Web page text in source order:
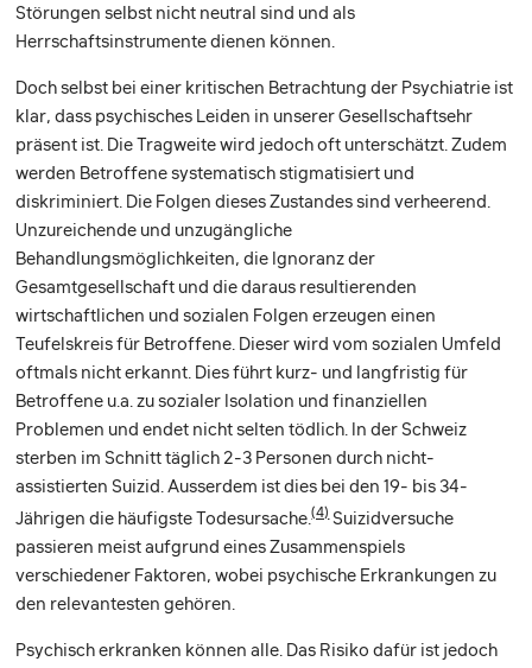
Störungen selbst nicht neutral sind und als
Herrschaftsinstrumente dienen können.
Doch selbst bei einer kritischen Betrachtung der Psychiatrie ist
klar, dass psychisches Leiden in unserer Gesellschaftsehr
präsent ist. Die Tragweite wird jedoch oft unterschätzt. Zudem
werden Betroffene systematisch stigmatisiert und
diskriminiert. Die Folgen dieses Zustandes sind verheerend.
Unzureichende und unzugängliche
Behandlungsmöglichkeiten, die Ignoranz der
Gesamtgesellschaft und die daraus resultierenden
wirtschaftlichen und sozialen Folgen erzeugen einen
Teufelskreis für Betroffene. Dieser wird vom sozialen Umfeld
oftmals nicht erkannt. Dies führt kurz- und langfristig für
Betroffene u.a. zu sozialer Isolation und finanziellen
Problemen und endet nicht selten tödlich. In der Schweiz
sterben im Schnitt täglich 2-3 Personen durch nicht-
assistierten Suizid. Ausserdem ist dies bei den 19- bis 34-
Jährigen die häufigste Todesursache.(4)Suizidversuche
passieren meist aufgrund eines Zusammenspiels
verschiedener Faktoren, wobei psychische Erkrankungen zu
den relevantesten gehören.
Psychisch erkranken können alle. Das Risiko dafür ist jedoch